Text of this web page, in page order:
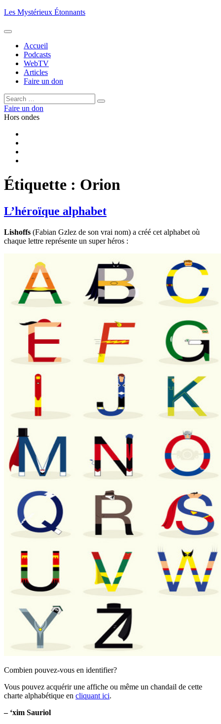
Aller
contenu
Les Mystérieux Étonnants
Accueil
Podcasts
WebTV
Articles
Faire un don
Rechercher :
Rechercher
Faire un don
Hors ondes
Étiquette : Orion
L’héroïque alphabet
Lishoffs (Fabian Gzlez de son vrai nom) a créé cet alphabet où
chaque lettre représente un super héros :
Combien pouvez-vous en identifier?
Vous pouvez acquérir une affiche ou même un chandail de cette
charte alphabétique en cliquant ici.
– ‘xim Sauriol